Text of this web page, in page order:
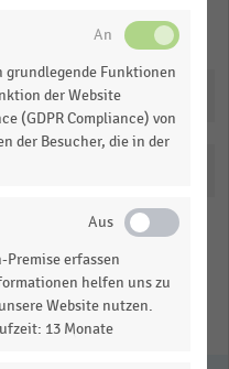
Teilen
grundlegende Funktionen
der Website
(GDPR Compliance) von
der Besucher, die in der
Premise erfassen
helfen uns zu
Website nutzen.
13 Monate